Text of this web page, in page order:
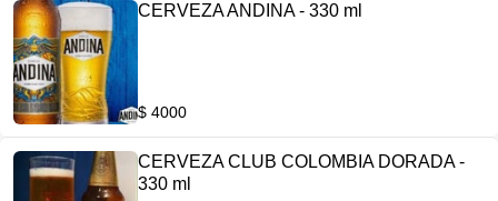
CERVEZA ANDINA - 330 ml
$ 4000
CERVEZA CLUB COLOMBIA DORADA -
330 ml